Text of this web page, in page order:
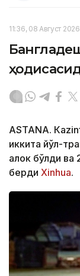
11:36, 08 Август 2026
ASTANА.
иккита йўл-
ҳалок бўлди
берди Xinhua.